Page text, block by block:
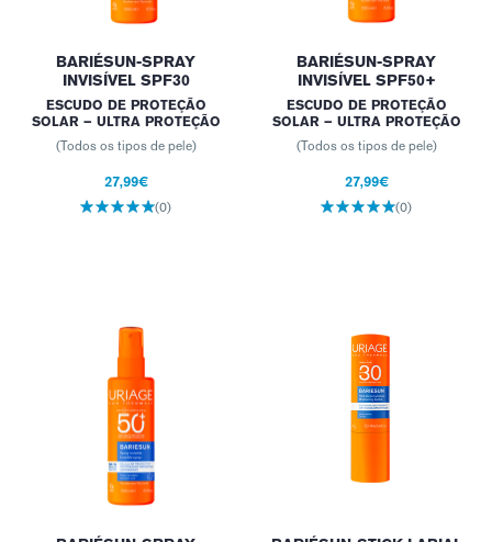
BARIÉSUN-SPRAY
INVISÍVEL SPF30
ESCUDO DE PROTEÇÃO
SOLAR – ULTRA PROTEÇÃO
(Todos os tipos de pele)
27,99€
(0)
BARIÉSUN-SPRAY
INVISÍVEL SPF50+
ESCUDO DE PROTEÇÃO
SOLAR – ULTRA PROTEÇÃO
(Todos os tipos de pele)
27,99€
(0)